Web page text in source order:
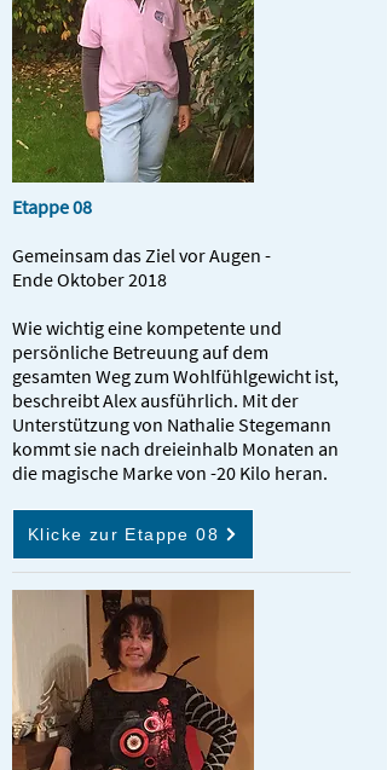
Etappe 08
Gemeinsam das Ziel vor Augen -
Ende Oktober 2018
Wie wichtig eine kompetente und
persönliche Betreuung auf dem
gesamten Weg zum Wohlfühlgewicht ist,
beschreibt Alex ausführlich. Mit der
Unterstützung von Nathalie Stegemann
kommt sie nach dreieinhalb Monaten an
die magische Marke von -20 Kilo heran.
Klicke zur Etappe 08